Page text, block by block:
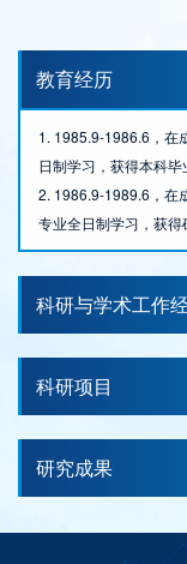
教育经历
1. 1985.9-1986.6，在
日制学习，获得本科
2. 1986.9-1989.6，在
专业全日制学习，获
科研与学术工作
科研项目
研究成果